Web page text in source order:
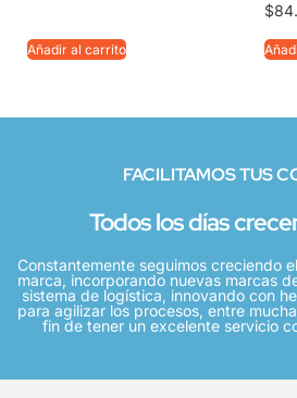
Añadir al carrito
$
FACILITAMOS TUS
Todos los días
Constantemente seguimos creciendo
marca, incorporando nuevas marcas
sistema de logística, innovando con
para agilizar los procesos, entre
fin de tener un excelente servicio